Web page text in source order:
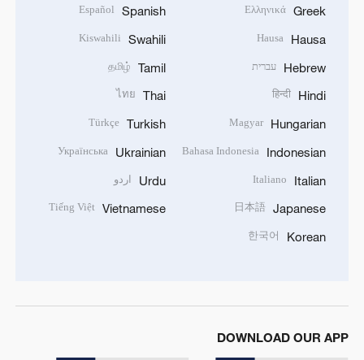
Greek
Ελληνικά
Hausa
Hausa
Hebrew עברית
Hindi
हिन्दी
Hungarian
Magyar
Indonesian
Bahasa Indonesia
Italian
Italiano
Japanese
日本語
Korean
한국어
Spanish
Español
Swahili
Kiswahili
Tamil
தமிழ்
Thai
ไทย
Turkish
Türkçe
Ukrainian
Українська
Urdu اردو
Vietnamese
Tiếng Việt
DOWNLOAD OUR APP